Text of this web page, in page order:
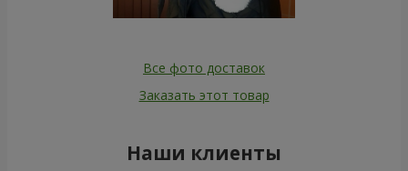
Все фото доставок
Заказать этот товар
Наши клиенты